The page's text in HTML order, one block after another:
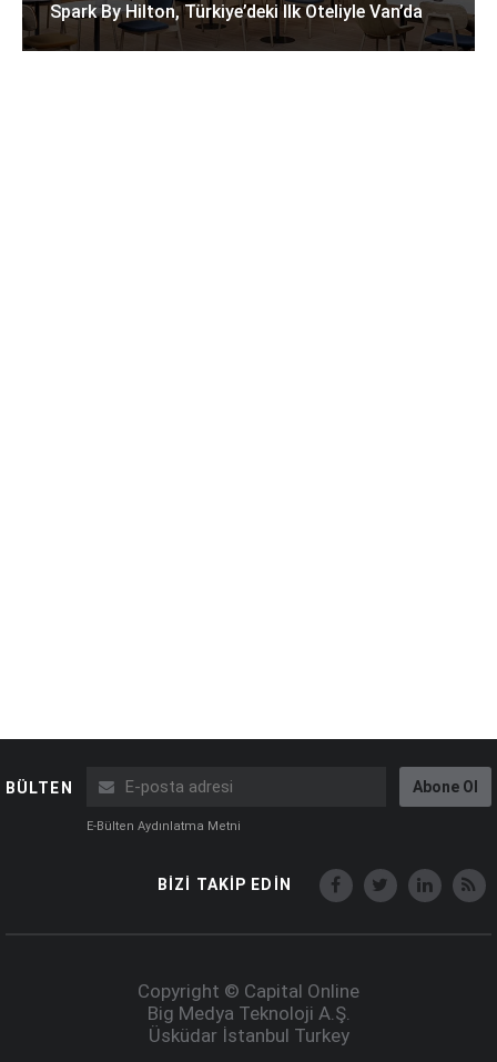
Spark By Hilton, Türkiye’deki Ilk Oteliyle Van’da
BÜLTEN Abone Ol
E-Bülten Aydınlatma Metni
BİZİ TAKİP EDİN
Copyright © Capital Online
Big Medya Teknoloji A.Ş.
Üsküdar İstanbul Turkey